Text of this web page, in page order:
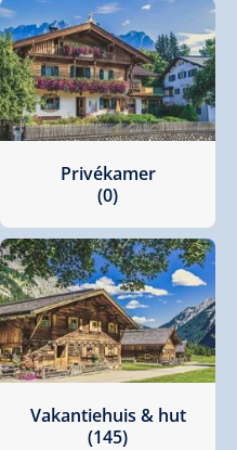
Privékamer
(0)
Vakantiehuis & hut
(145)